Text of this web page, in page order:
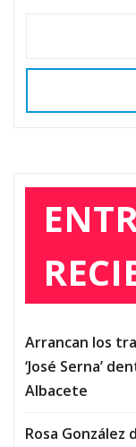
Arrancan los
‘José Serna’
Albacete
Rosa González